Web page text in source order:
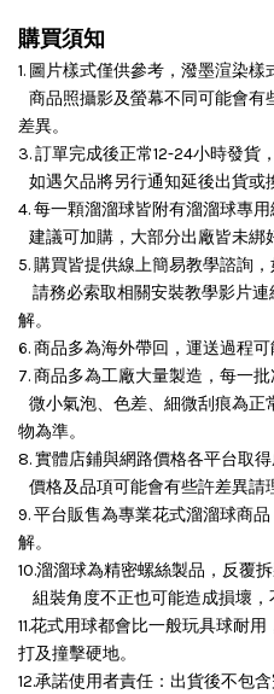
購買須知
1. 圖片樣式僅供參考，潑墨渲染樣
商品照攝影及螢幕不同可能會
差異。
3. 訂單完成後正常12-24小時發貨，
如遇欠品將另行通知延後出貨或
4. 每一顆溜溜球皆附有溜溜球專用
建議可加購，大部分出廠皆未綁
5. 購買皆提供線上簡易教學諮詢
請務必索取相關安裝教學影片
解。
6. 商品多為海外帶回，運送過程可
7. 商品多為工廠大量製造，每一
微小氣泡、色差、細微刮痕為
物為準。
8. 實體店鋪與網路價格各平台取得
價格及品項可能會有些許差異請
9. 平台販售為專業花式溜溜球商
解。
10.溜溜球為精密螺絲製品，反覆
組裝角度不正也可能造成損壞，
11.花式用球都會比一般玩具球耐
打及撞擊硬地。
12.承諾使用者責任：出貨後不包